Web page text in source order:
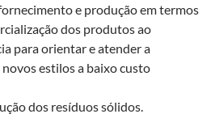
e produção em termos
dos produtos ao
para orientar e atender a
estilos a baixo custo
dos resíduos sólidos.